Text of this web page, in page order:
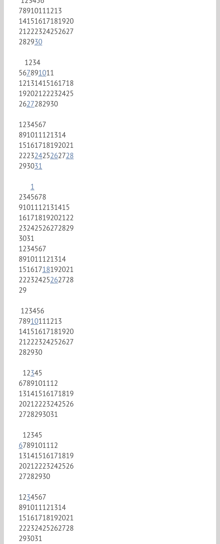
78910111213
14151617181920
21222324252627
282930
1234
567891011
12131415161718
19202122232425
2627282930
1234567
891011121314
15161718192021
22232425262728
293031
1
2345678
9101112131415
16171819202122
23242526272829
3031
1234567
891011121314
15161718192021
22232425262728
29
123456
78910111213
14151617181920
21222324252627
282930
12345
6789101112
13141516171819
20212223242526
2728293031
12345
6789101112
13141516171819
20212223242526
27282930
1234567
891011121314
15161718192021
22232425262728
293031